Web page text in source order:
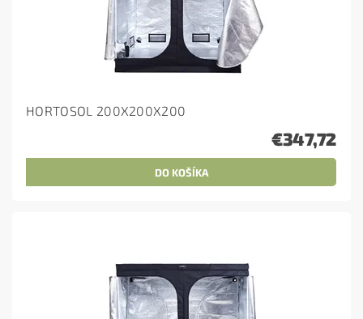
HORTOSOL 200X200X200
€347,72